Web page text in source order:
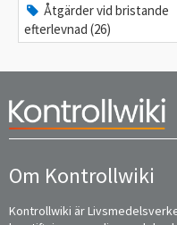
Åtgärder vid bristande
efterlevnad (26)
Om Kontrollwiki
Kontrollwiki är